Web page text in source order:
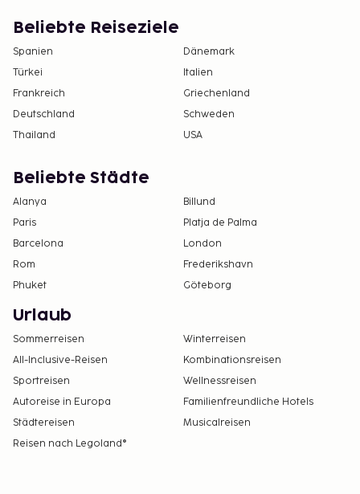
obligatorische Gebühr für die Reinigung
Beliebte Reiseziele
Spanien
Dänemark
Türkei
Italien
Frankreich
Griechenland
Deutschland
Schweden
Thailand
USA
Beliebte Städte
Alanya
Billund
Paris
Platja de Palma
Barcelona
London
Rom
Frederikshavn
Phuket
Göteborg
Urlaub
Sommerreisen
Winterreisen
All-Inclusive-Reisen
Kombinationsreisen
Sportreisen
Wellnessreisen
Autoreise in Europa
Familienfreundliche Hotels
Städtereisen
Musicalreisen
Reisen nach Legoland®